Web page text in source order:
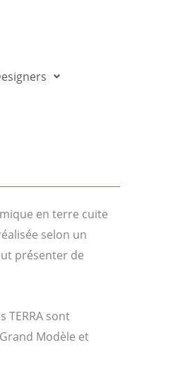
en terre cuite
selon un
présenter de
TERRA sont
Modèle et